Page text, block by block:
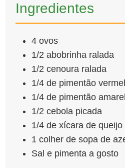
Ingredientes
4 ovos
1/2 abobrinha ralada
1/2 cenoura ralada
1/4 de pimentão
1/4 de pimentão
1/2 cebola picada
1/4 de xícara de
1 colher de sopa de
Sal e pimenta a gosto